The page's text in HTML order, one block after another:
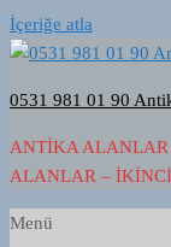
İçeriğe atla
0531 981 01 90
ANTIKA
ALANLAR –
Menü